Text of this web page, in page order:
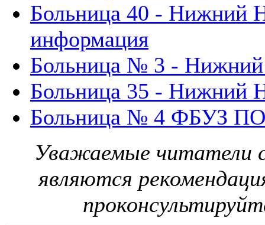
Больница 40 - Нижний
информация
Больница № 3 - Нижний
Больница 35 - Нижний
Больница № 4 ФБУЗ
Уважаемые читатели
являются